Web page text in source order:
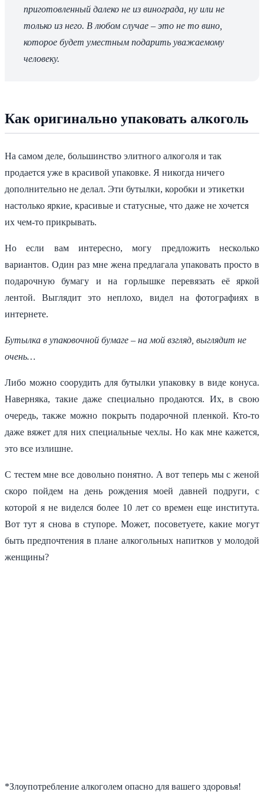
приготовленный далеко не из винограда, ну или не
только из него. В любом случае – это не то вино,
которое будет уместным подарить уважаемому
человеку.
Как оригинально упаковать алкоголь
На самом деле, большинство элитного алкоголя и так
продается уже в красивой упаковке. Я никогда ничего
дополнительно не делал. Эти бутылки, коробки и этикетки
настолько яркие, красивые и статусные, что даже не хочется
их чем-то прикрывать.
Но если вам интересно, могу предложить несколько
вариантов. Один раз мне жена предлагала упаковать просто в
подарочную бумагу и на горлышке перевязать её яркой
лентой. Выглядит это неплохо, видел на фотографиях в
интернете.
Бутылка в упаковочной бумаге – на мой взгляд, выглядит не
очень…
Либо можно соорудить для бутылки упаковку в виде конуса.
Наверняка, такие даже специально продаются. Их, в свою
очередь, также можно покрыть подарочной пленкой. Кто-то
даже вяжет для них специальные чехлы. Но как мне кажется,
это все излишне.
С тестем мне все довольно понятно. А вот теперь мы с женой
скоро пойдем на день рождения моей давней подруги, с
которой я не виделся более 10 лет со времен еще института.
Вот тут я снова в ступоре. Может, посоветуете, какие могут
быть предпочтения в плане алкогольных напитков у молодой
женщины?
*Злоупотребление алкоголем опасно для вашего здоровья!